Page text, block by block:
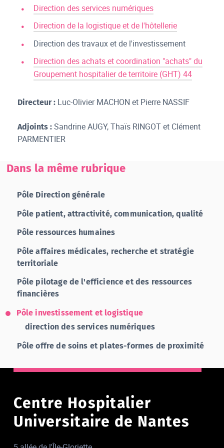
Direction des services numériques
Direction de la logistique et de l'hôtellerie
Direction des travaux et de l'investissement
Direction des achats et coordination "achats" du
Groupement hospitalier de territoire (GHT) 44
Directeur : Luc-Olivier MACHON et Pierre NASSIF
Adjoints : Sandrine AUGY, Thaïs RINGOT et Clément
PARMENTIER
Dans la même rubrique
Pôle Direction générale
Pôle patient, attractivité, communication, qualité
Pôle ressources humaines
Pôle affaires médicales, recherche et stratégie
territoriale
Pôle pilotage de l'efficience et des ressources
financières
Pôle investissement et logistique
direction des services numériques
Pôle offre de soins et plates-formes de proximité
Centre Hospitalier
Universitaire de Nantes